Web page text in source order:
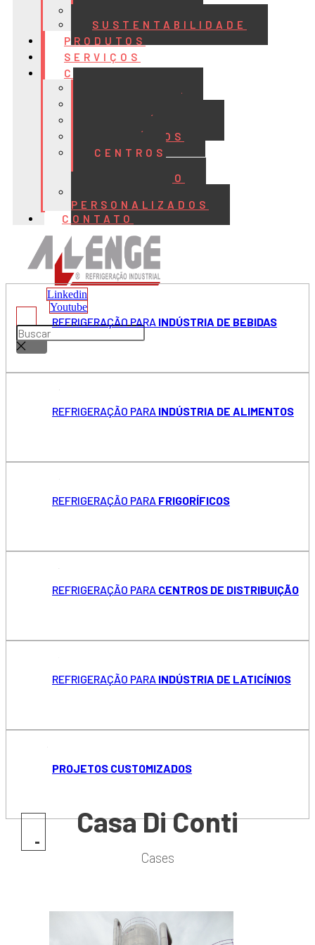
SUSTENTABILIDADE
PRODUTOS
SERVIÇOS
CASES
FRIGORÍFICOS
LATICÍNIOS
CENTROS
DISTRIBUIÇÃO
PERSONALIZADOS
CONTATO
Linkedin
Youtube
REFRIGERAÇÃO PARA INDÚSTRIA DE BEBIDAS
REFRIGERAÇÃO PARA INDÚSTRIA DE ALIMENTOS
REFRIGERAÇÃO PARA FRIGORÍFICOS
REFRIGERAÇÃO PARA CENTROS DE DISTRIBUIÇÃO
REFRIGERAÇÃO PARA INDÚSTRIA DE LATICÍNIOS
PROJETOS CUSTOMIZADOS
Cases
Casa Di Conti